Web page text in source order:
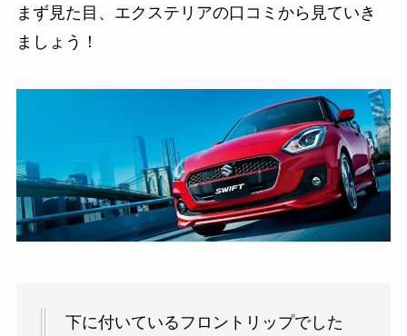
まず見た目、エクステリアの口コミから見ていき
ましょう！
下に付いているフロントリップでした